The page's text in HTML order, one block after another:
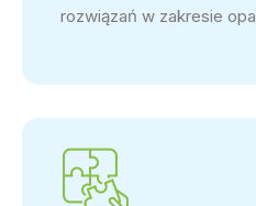
rozwiązań w zakresie